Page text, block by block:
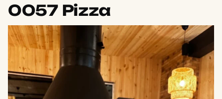
0057 Pizza